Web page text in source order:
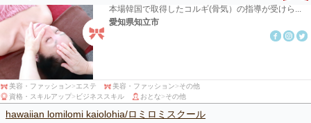
本場韓国で取得したコルギ(骨気）の指導が受けら...
愛知県知立市
美容・ファッション>エステ 美容・ファッション>その他
資格・スキルアップ> ビジネススキル おとな>その他
hawaiian lomilomi kaiolohia/ロミロミスクール